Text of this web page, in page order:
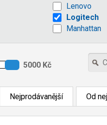
Lenovo
Logitech
Manhattan
Nejprodávanější Od